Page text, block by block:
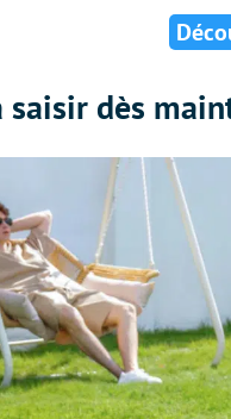
saisir dès